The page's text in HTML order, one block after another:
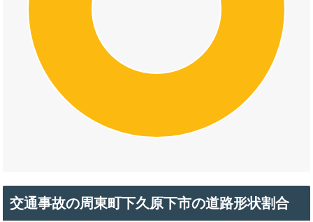
交通事故の周東町下久原下市の道路形状割合